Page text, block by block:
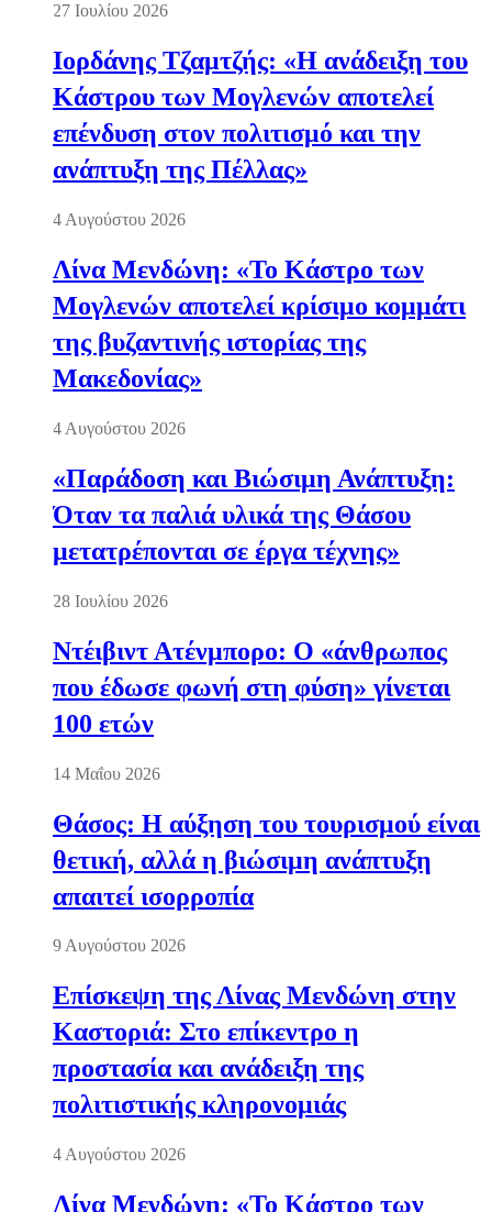
27 Ιουλίου 2026
Ιορδάνης Τζαμτζής: «Η ανάδειξη του
Κάστρου των Μογλενών αποτελεί
επένδυση στον πολιτισμό και την
ανάπτυξη της Πέλλας»
4 Αυγούστου 2026
Λίνα Μενδώνη: «Το Κάστρο των
Μογλενών αποτελεί κρίσιμο κομμάτι
της βυζαντινής ιστορίας της
Μακεδονίας»
4 Αυγούστου 2026
«Παράδοση και Βιώσιμη Ανάπτυξη:
Όταν τα παλιά υλικά της Θάσου
μετατρέπονται σε έργα τέχνης»
28 Ιουλίου 2026
Ντέιβιντ Ατένμπορο: Ο «άνθρωπος
που έδωσε φωνή στη φύση» γίνεται
100 ετών
14 Μαΐου 2026
Θάσος: Η αύξηση του τουρισμού είναι
θετική, αλλά η βιώσιμη ανάπτυξη
απαιτεί ισορροπία
9 Αυγούστου 2026
Επίσκεψη της Λίνας Μενδώνη στην
Καστοριά: Στο επίκεντρο η
προστασία και ανάδειξη της
πολιτιστικής κληρονομιάς
4 Αυγούστου 2026
Λίνα Μενδώνη: «Το Κάστρο των